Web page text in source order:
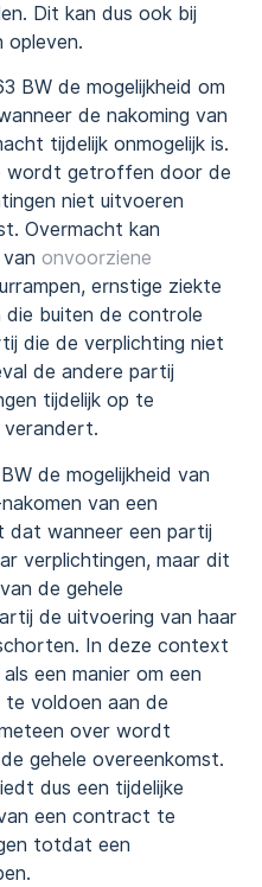
Dit kan dus ook bij
BW de mogelijkheid om
de nakoming van
tijdelijk onmogelijk is.
wordt getroffen door de
niet uitvoeren
Overmacht kan
onvoorziene
ernstige ziekte
buiten de controle
die de verplichting niet
de andere partij
tijdelijk op te
de mogelijkheid van
van een
dat wanneer een partij
verplichtingen, maar dit
de gehele
de uitvoering van haar
In deze context
een manier om een
voldoen aan de
over wordt
gehele overeenkomst.
dus een tijdelijke
een contract te
totdat een